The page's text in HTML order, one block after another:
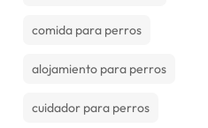
comida para perros
alojamiento para perros
cuidador para perros